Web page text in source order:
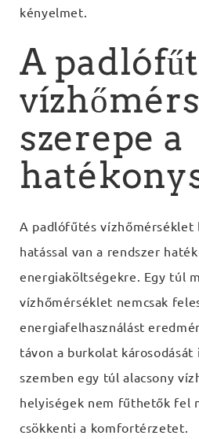
kényelmet.
A
szerepe a
A padlófűtés vízhőmérséklet
hatással van a rendszer
energiaköltségekre. Egy túl
vízhőmérséklet nemcsak
energiafelhasználást
távon a burkolat károsodását
szemben egy túl alacsony
helyiségek nem fűthetők fel
csökkenti a komfortérzetet.